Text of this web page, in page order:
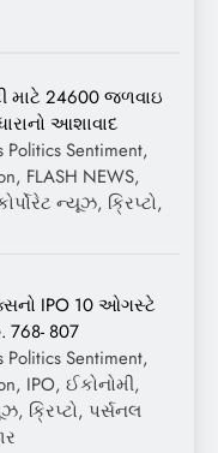
માટે 24600 જળવાઇ
આશાવાદ
Politics Sentiment,
FLASH NEWS,
ન્યૂઝ, ક્રિપ્ટો,
IPO 10 ઓગસ્ટે
807
Politics Sentiment,
IPO, ઈકોનોમી,
ક્રિપ્ટો, પર્સનલ